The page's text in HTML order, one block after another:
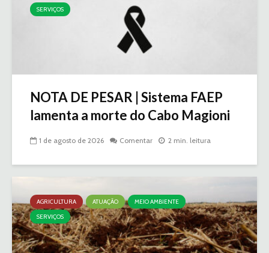
SERVIÇOS
NOTA DE PESAR | Sistema FAEP
lamenta a morte do Cabo Magioni
1 de agosto de 2026 Comentar 2 min. leitura
AGRICULTURA ATUAÇÃO
MEIO AMBIENTE
SERVIÇOS